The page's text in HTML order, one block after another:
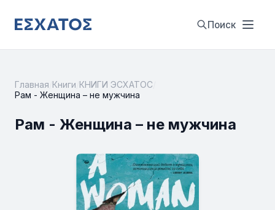
Поиск
Главная Книги КНИГИ ЭСХАТОС
Рам - Женщина – не мужчина
Рам - Женщина – не мужчина